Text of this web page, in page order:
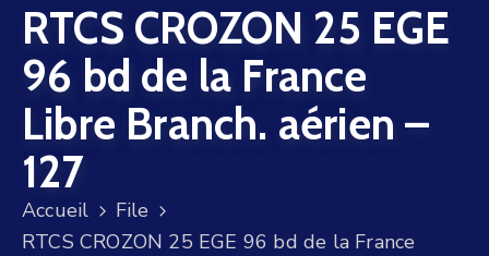
VIE
LOCALE
VIE
SOCIALE
TERRE
ET
MER
RTCS CROZON 25 EGE
96 bd de la France
Libre Branch. aérien –
127
Accueil
File
RTCS CROZON 25 EGE 96 bd de la France